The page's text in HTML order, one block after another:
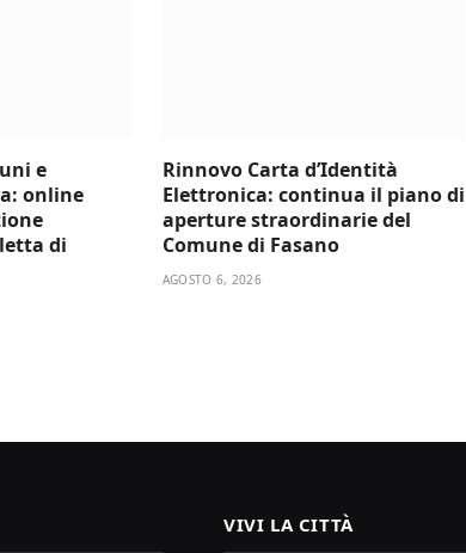
e
online
di
Rinnovo Carta d’Identità
Elettronica: continua il piano di
aperture straordinarie del
Comune di Fasano
AGOSTO 6, 2026
VIVI LA CITTÀ